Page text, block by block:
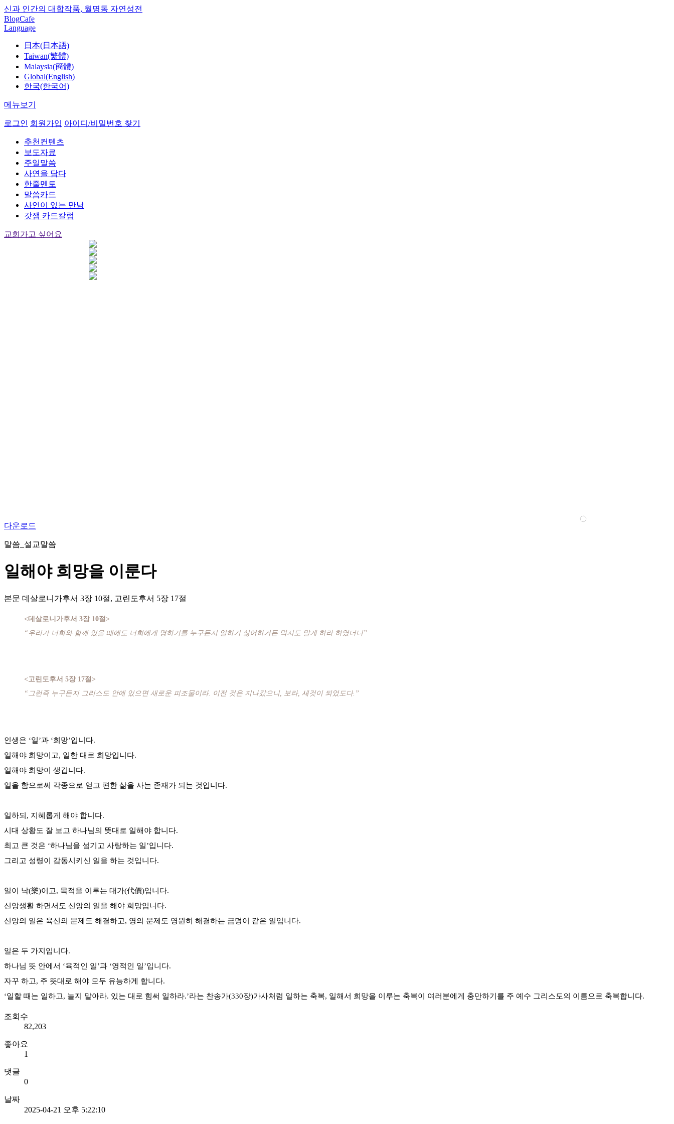
신과 인간의 대합작품, 월명동 자연성전
BlogCafe
Language
日本(日本語)
Taiwan(繁體)
Malaysia(簡體)
Global(English)
한국(한국어)
메뉴보기
로그인 회원가입 아이디/비밀번호 찾기
추천컨텐츠
보도자료
주일말씀
사연을 담다
한줄멘토
말씀카드
사연이 있는 만남
갓잼 카드칼럼
교회가고 싶어요
다운로드
말씀_설교말씀
일해야 희망을 이룬다
본문 데살로니가후서 3장 10절, 고린도후서 5장 17절
<데살로니가후서 3장 10절>
“우리가 너희와 함께 있을 때에도 너희에게 명하기를 누구든지 일하기 싫어하거든 먹지도 말게 하라 하였더니”
<고린도후서 5장 17절>
“그런즉 누구든지 그리스도 안에 있으면 새로운 피조물이라. 이전 것은 지나갔으니, 보라, 새것이 되었도다.”
인생은 ‘일’과 ‘희망’입니다.
일해야 희망이고, 일한 대로 희망입니다.
일해야 희망이 생깁니다.
일을 함으로써 각종으로 얻고 편한 삶을 사는 존재가 되는 것입니다.
일하되, 지혜롭게 해야 합니다.
시대 상황도 잘 보고 하나님의 뜻대로 일해야 합니다.
최고 큰 것은 ‘하나님을 섬기고 사랑하는 일’입니다.
그리고 성령이 감동시키신 일을 하는 것입니다.
일이 낙(樂)이고, 목적을 이루는 대가(代價)입니다.
신앙생활 하면서도 신앙의 일을 해야 희망입니다.
신앙의 일은 육신의 문제도 해결하고, 영의 문제도 영원히 해결하는 금덩이 같은 일입니다.
일은 두 가지입니다.
하나님 뜻 안에서 ‘육적인 일’과 ‘영적인 일’입니다.
자꾸 하고, 주 뜻대로 해야 모두 유능하게 합니다.
‘일할 때는 일하고, 놀지 말아라. 있는 대로 힘써 일하라.’라는 찬송가(330장)가사처럼 일하는 축복, 일해서 희망을 이루는 축복이 여러분에게 충만하기를 주 예수 그리스도의 이름으로 축복합니다.
조회수
82,203
좋아요
1
댓글
0
날짜
2025-04-21 오후 5:22:10